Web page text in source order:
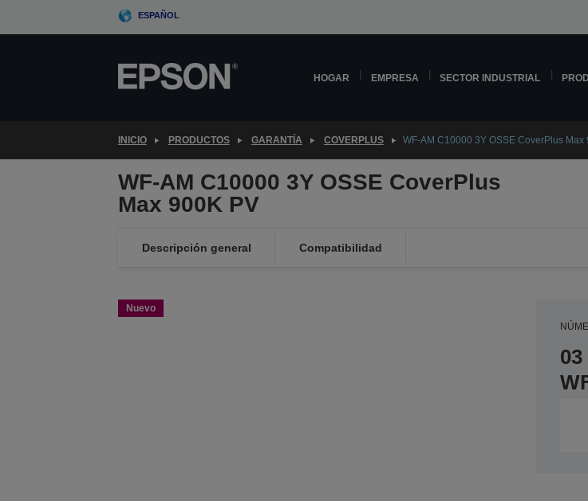
ESPAÑOL
HOGAR EMPRESA SECTOR INDUSTRIAL
INICIO PRODUCTOS GARANTÍA COVERPLUS WF-AM C10000 3Y OSSE CoverPlus Max
WF-AM C10000 3Y OSSE CoverPlus
Max 900K PV
Descripción general Compatibilidad
Nuevo